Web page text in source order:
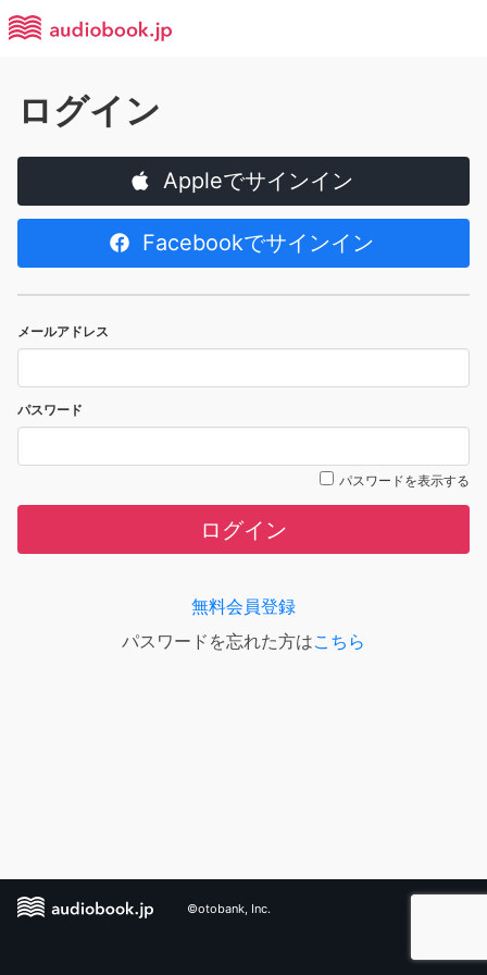
ログイン
Appleでサインイン
Facebookでサインイン
メールアドレス
パスワード
パスワードを表示する
ログイン
無料会員登録
パスワードを忘れた方はこちら
©otobank, Inc.